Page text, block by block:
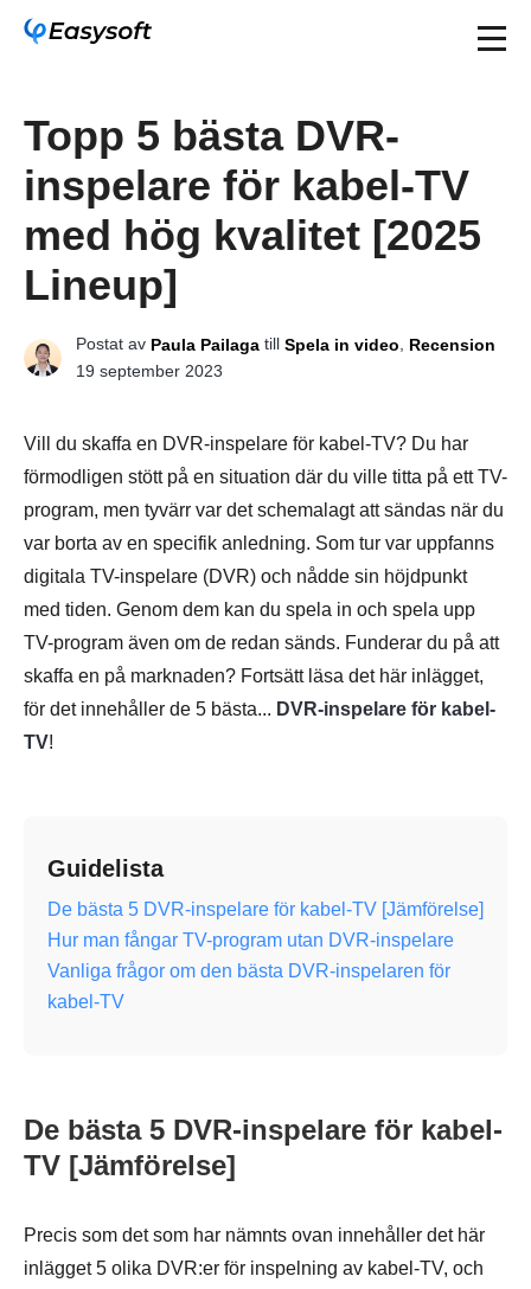
Topp 5 bästa DVR-
inspelare för kabel-TV
med hög kvalitet [2025
Lineup]
Postat av Paula Pailaga till Spela in video
Recension
19 september 2023
Vill du skaffa en DVR-inspelare för kabel-TV? Du har
förmodligen stött på en situation där du ville titta på ett TV-
program, men tyvärr var det schemalagt att sändas när du
var borta av en specifik anledning. Som tur var uppfanns
digitala TV-inspelare (DVR) och nådde sin höjdpunkt
med tiden. Genom dem kan du spela in och spela upp
TV-program även om de redan sänds. Funderar du på att
skaffa en på marknaden? Fortsätt läsa det här inlägget,
för det innehåller de 5 bästa... DVR-inspelare för kabel-
TV!
Guidelista
De bästa 5 DVR-inspelare för kabel-TV [Jämförelse]
Hur man fångar TV-program utan DVR-inspelare
Vanliga frågor om den bästa DVR-inspelaren för
kabel-TV
De bästa 5 DVR-inspelare för kabel-
TV [Jämförelse]
Precis som det som har nämnts ovan innehåller det här
inlägget 5 olika DVR:er för inspelning av kabel-TV, och